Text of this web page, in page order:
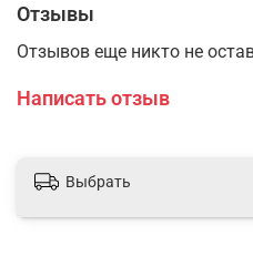
Отзывы
Отзывов еще никто не
Написать отзыв
Выбрать